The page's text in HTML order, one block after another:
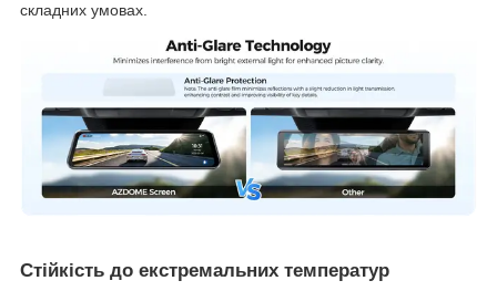
складних умовах.
Стійкість до екстремальних температур